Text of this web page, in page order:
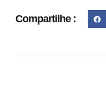
Compartilhe :